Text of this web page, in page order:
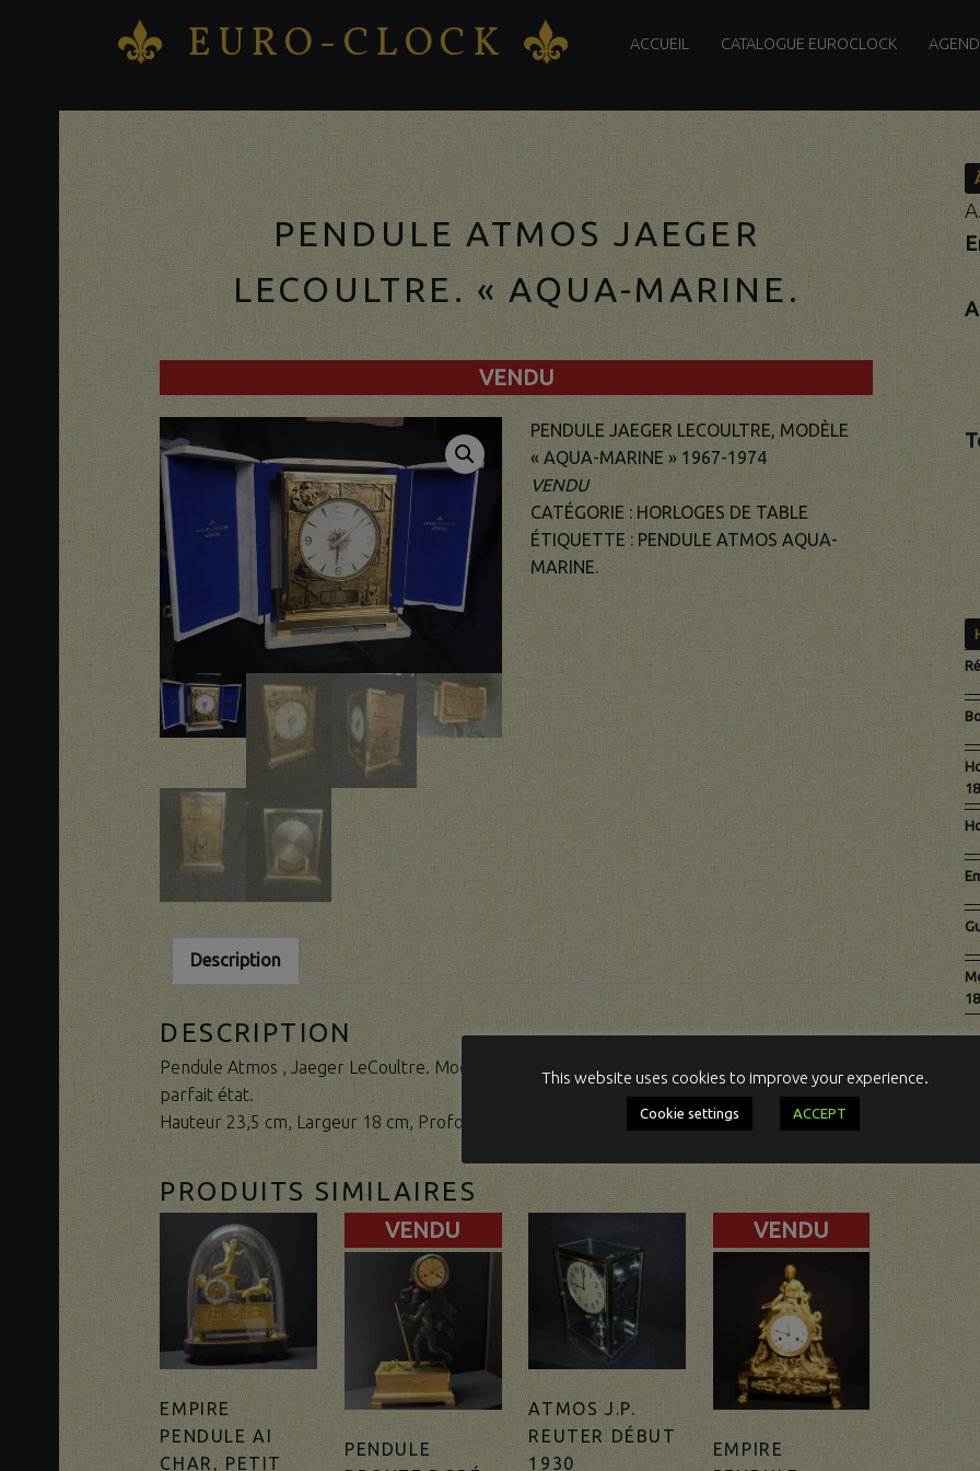
K EURO-CLOCK K
MENU
ACCUEIL CATALOGUE EUROCLOCK
PENDULE ATMOS JAEGER
LECOULTRE. « AQUA-MARINE.
VENDU
PENDULE JAEGER LECOULTRE, MODÈLE
« AQUA-MARINE » 1967-1974
VENDU
CATÉGORIE : HORLOGES DE TABLE
ÉTIQUETTE : PENDULE ATMOS AQUA-
MARINE.
Description
DESCRIPTION
Pendule Atmos , Jaeger LeCoultre. Modèle « Aqua-Marine », avec sa boîte d’origine en
parfait état.
Hauteur 23,5 cm, Largeur 18 cm, Profondeur 13,5 cm.
PRODUITS SIMILAIRES
EMPIRE
PENDULE AI
CHAR, PETIT
VENDU
PENDULE
ATMOS J.P.
REUTER DÉBUT
1930
VENDU
EMPIRE
This website uses cookies to improve your experience.
Cookie settings ACCEPT